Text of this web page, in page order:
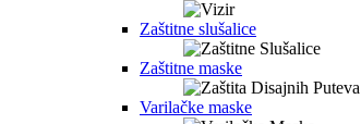
Zaštitne slušalice
Zaštitne maske
Varilačke maske